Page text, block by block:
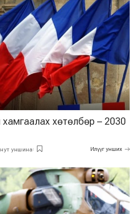
хөтөлбөр – 2030
уншина Илүүг унших